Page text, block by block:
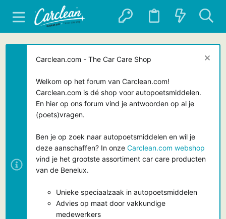
Carclean.com - The Car Care Shop
Welkom op het forum van Carclean.com!
Carclean.com is dé shop voor autopoetsmiddelen.
En hier op ons forum vind je antwoorden op al je
(poets)vragen.
Ben je op zoek naar autopoetsmiddelen en wil je
deze aanschaffen? In onze Carclean.com webshop
vind je het grootste assortiment car care producten
van de Benelux.
Unieke speciaalzaak in autopoetsmiddelen
Advies op maat door vakkundige
medewerkers